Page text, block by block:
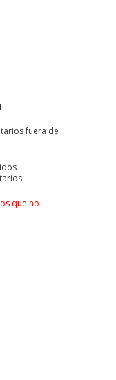
fuera de
que no